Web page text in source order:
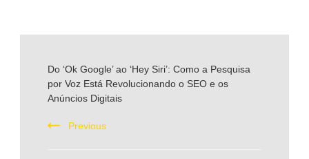
Navigation
Do ‘Ok Google’ ao ‘Hey Siri’: Como a Pesquisa
por Voz Está Revolucionando o SEO e os
Anúncios Digitais
Previous